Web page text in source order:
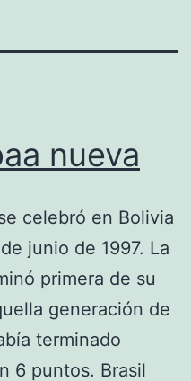
nueva
celebró en Bolivia
junio de 1997. La
primera de su
generación de
terminado
6 puntos. Brasil